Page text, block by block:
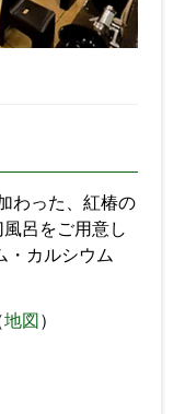
わった、紅椿の
呂をご用意し
・カルシウム
地図 ）